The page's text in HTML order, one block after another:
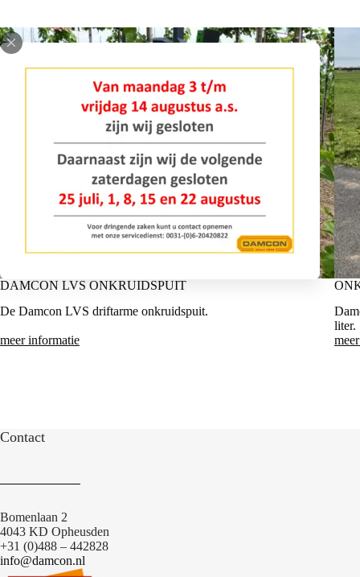
DAMCON LVS ONKRUIDSPUIT
De Damcon LVS driftarme onkruidspuit.
meer informatie
liter.
Contact
Bomenlaan 2
4043 KD Opheusden
+31 (0)488 – 442828
info@damcon.nl